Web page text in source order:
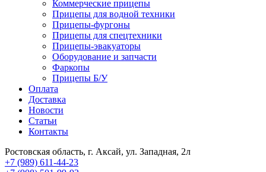
Коммерческие прицепы
Прицепы для водной техники
Прицепы-фургоны
Прицепы для спецтехники
Прицепы-эвакуаторы
Оборудование и запчасти
Фаркопы
Прицепы Б/У
Оплата
Доставка
Новости
Статьи
Контакты
Ростовская область, г. Аксай, ул. Западная, 2л
+7 (989) 611-44-23